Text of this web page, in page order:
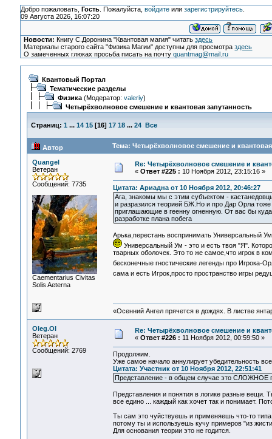
Добро пожаловать, Гость. Пожалуйста, войдитеили зарегистрируйтесь.
09 Августа 2026, 16:07:20
Новости: Книгу С.Доронина "Квантовая магия" читатьздесь
Материалы старого сайта "Физика Магии" доступны для просмотраздесь
О замеченных глюках просьба писать на почтуquantmag@mail.ru
Квантовый Портал
Тематические разделы
Физика(Модератор: valeriy)
Четырёхволновое смешение и квантовая запутанность
Страниц: 1 ... 14 15[16] 17 18 ... 24 Все
Автор Тема: Четырёхволновое смешение и
Quangel
Ветеран
Сообщений: 7735
Сaementarius Civitas
Solis Aeterna
Re: Четырёхволновое смешение и
« Ответ #225 : 10 Ноября 2012, 23:15:16 »
Цитата: Ариадна от 10 Ноября 2012, 20:46:27
Ага, знакомы мы с этим субъектом -
и разразился теорией БЖ.Но и про Дар Орла тоже
приглашающие в геенну огненную. От вас бы
разработке плана побега
Арька,перестань воспринимать Универсальный
Универсальный Ум - это и есть твоя "Я".
тварных оболочек. Это то же самое,что игрок в
бесконечные гностические легенды про Игрока-
сама и есть Игрок,просто пространство игры
«Осенний Ангел прячется в дождях. В листве
Oleg.Ol
Ветеран
Сообщений: 2769
Re: Четырёхволновое смешение и
« Ответ #226 : 11 Ноября 2012, 00:59:50 »
Продолжим.
Уже самое начало аннулирует убедительность
Цитата: Участник от 10 Ноября 2012, 22:51:41
Представление - в общем случае это СЛОЖНОЕ
Представления и понятия в логике разные вещи.
все едино ... каждый как хочет так и понимает.
Ты сам это чуйствуешь и применяешь что-то
потому ты и используешь кучу примеров "из
Для основания теории это не годится.